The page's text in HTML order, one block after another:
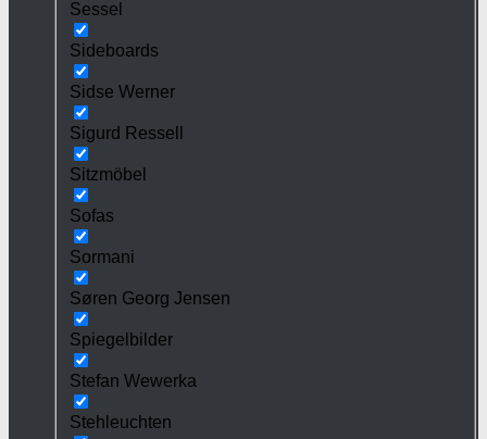
Sessel
Sideboards
Sidse Werner
Sigurd Ressell
Sitzmöbel
Sofas
Sormani
Søren Georg Jensen
Spiegelbilder
Stefan Wewerka
Stehleuchten